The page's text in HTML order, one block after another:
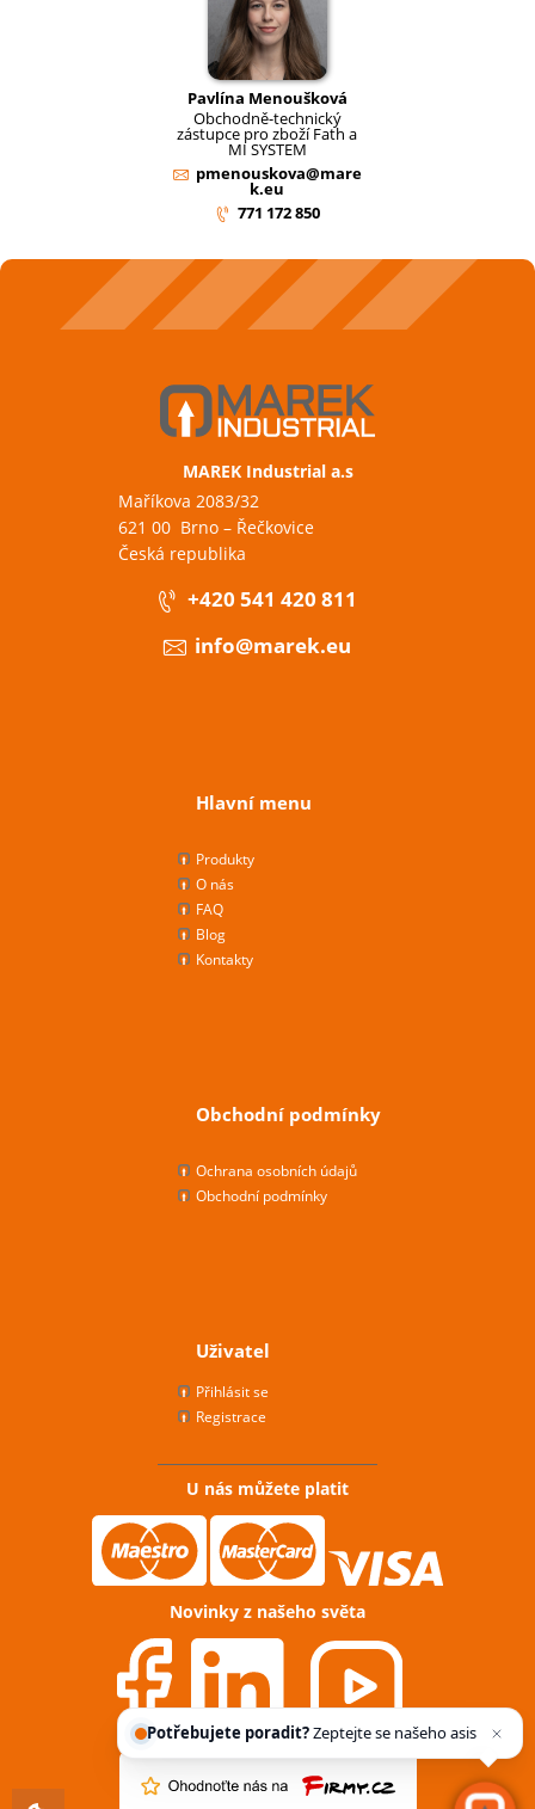
Pavlína Menoušková
Obchodně-technický
zástupce pro zboží Fath a
MI SYSTEM
pmenouskova@mare
k.eu
771 172 850
MAREK Industrial a.s
Maříkova 2083/32
621 00 Brno – Řečkovice
Česká republika
+420 541 420 811
info@marek.eu
Hlavní menu
Produkty
O nás
FAQ
Blog
Kontakty
Obchodní podmínky
Ochrana osobních údajů
Obchodní podmínky
Uživatel
Přihlásit se
Registrace
U nás můžete platit
Novinky z našeho světa
Potřebujete poradit?Zeptejte se našeho
asistentaChett